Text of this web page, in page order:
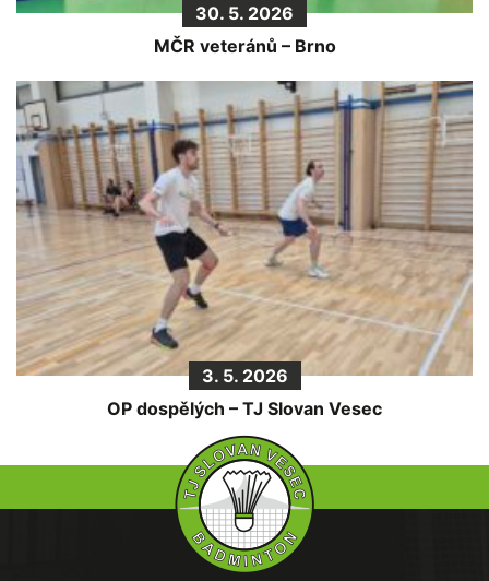
30. 5. 2026
MČR veteránů – Brno
3. 5. 2026
OP dospělých – TJ Slovan Vesec